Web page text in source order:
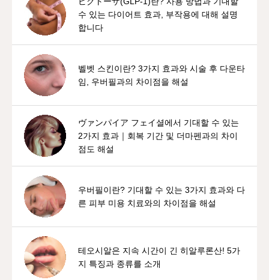
수 있는 다이어트 효과, 부작용에 대해 설명
합니다
벨벳 스킨이란? 3가지 효과와 시술 후 다운타
임, 우버필과의 차이점을 해설
ヴァンパイア フェイ셜에서 기대할 수 있는
2가지 효과｜회복 기간 및 더마펜과의 차이
점도 해설
우버필이란? 기대할 수 있는 3가지 효과와 다
른 피부 미용 치료와의 차이점을 해설
테오시알은 지속 시간이 긴 히알루론산! 5가
지 특징과 종류를 소개